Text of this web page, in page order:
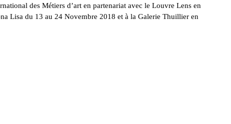
des Métiers d’art en partenariat avec le Louvre Lens en
Lisa du 13 au 24 Novembre 2018 et à la Galerie Thuillier en